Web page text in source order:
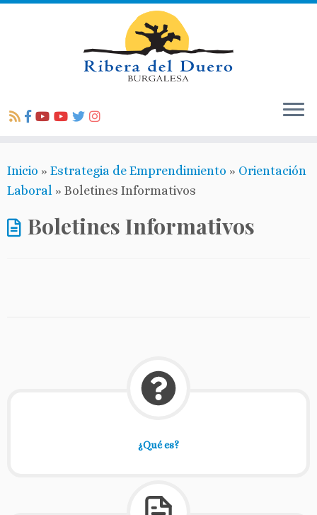
Inicio » Estrategia de Emprendimiento » Orientación
Laboral » Boletines Informativos
Boletines Informativos
¿Qué es?